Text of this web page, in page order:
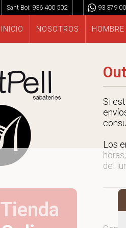
Sant Boi: 936 400 502 93 379
INICIO NOSOTROS HOMBRE
Tienda
Si
Los
del